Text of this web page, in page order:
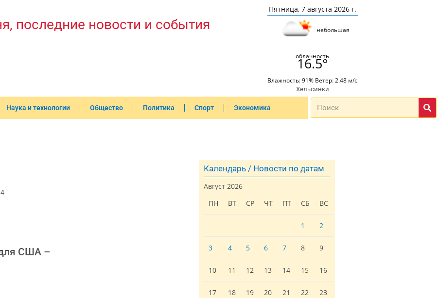
последние новости и события
Пятница, 7 августа 2026 г.
небольшая
облачность
16.5°
Влажность: 91% Ветер: 2.48 м/с
Хельсинки
Наука и технологии Общество Политика Спорт Экономика
для США –
Календарь / Новости по датам
Август 2026
ПН
ВТ СР ЧТ ПТ СБ ВС
1 2
3 4 5 6 7 8 9
10 11 12 13 14 15 16
17 18 19 20 21 22 23